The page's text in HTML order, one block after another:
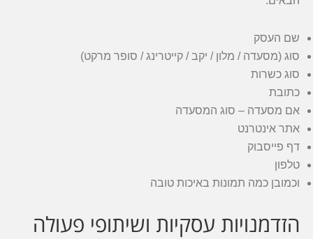
שם העסק
סוג (מסעדה / מלון / יקב / קייטרינג / סופר מרקט)
סוג כשרות
כתובת
אם מסעדה – סוג המסעדה
אתר אינטרנט
דף פייסבוק
טלפון
וכמובן כמה תמונות באיכות טובה
הזדמנויות עסקיות ושיתופי פעולה